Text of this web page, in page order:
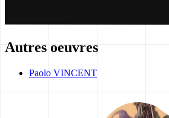
Autres oeuvres
Paolo VINCENT